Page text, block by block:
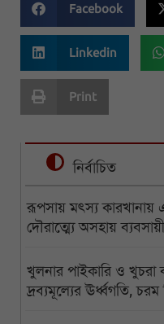
Facebook
Linkedin
Print
নির্বাচিত
রূপসায় মৎস্য
দৌরাত্ম্যে অসহায়
খুলনার পাইকারি ও খুচরা
দ্রব্যমূল্যের ঊর্ধ্বগতি,